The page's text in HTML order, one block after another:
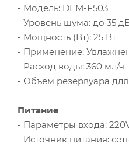
- Модель: DEM-F503
- Уровень шума: до 35
- Мощность (Вт): 25 Вт
- Применение:
- Расход воды: 360 мл/ч
- Объем резервуара
Питание
- Параметры входа:
- Источник питания: